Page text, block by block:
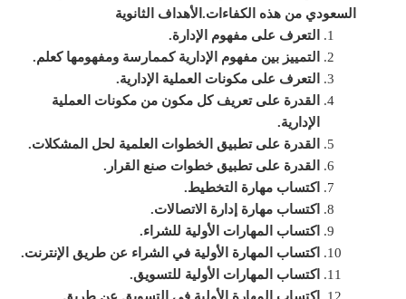
السعودي من هذه الكفاءات. الأهداف الثانوية
التعرف على مفهوم الإدارة.
التمييز بين مفهوم الإدارية كممارسة ومفهومها كعلم.
التعرف على مكونات العملية الإدارية.
القدرة على تعريف كل مكون من مكونات العملية
الإدارية.
القدرة على تطبيق الخطوات العلمية لحل المشكلات.
القدرة على تطبيق خطوات صنع القرار.
اكتساب مهارة التخطيط.
اكتساب مهارة إدارة الاتصالات.
اكتساب المهارات الأولية للشراء.
اكتساب المهارة الأولية في الشراء عن طريق الإنترنت.
اكتساب المهارات الأولية للتسويق.